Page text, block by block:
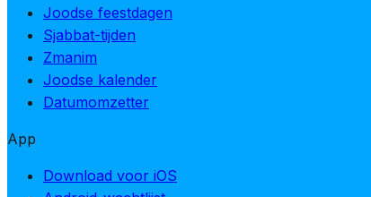
Joodse feestdagen
Sjabbat-tijden
Zmanim
Joodse kalender
Datumomzetter
App
Download voor iOS